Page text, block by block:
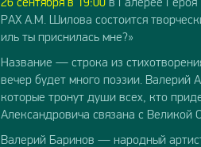
РАХ А.М. Шилова состоится
иль ты приснилась мне?»
Название — строка из
вечер будет много поэзии. Валерий
которые тронут души всех, кто
Александровича связана с Великой
Валерий Баринов — народный